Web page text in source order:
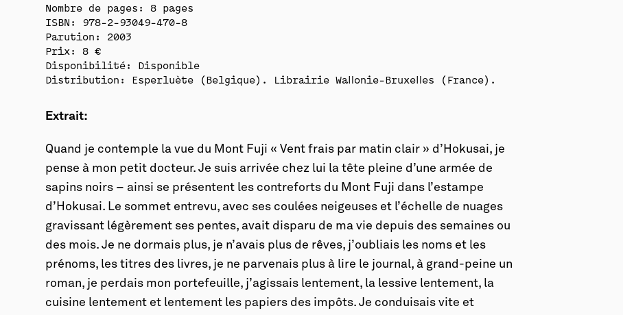
Nombre de pages: 8 pages
ISBN: 978-2-93049-470-8
Parution: 2003
Prix: 8 €
Disponibilité:
Disponible
Distribution: Esperluète (Belgique). Librairie Wallonie-Bruxelles (France).
Extrait:
Quand je contemple la vue du Mont Fuji « Vent frais par matin clair » d’Hokusai, je
pense à mon petit docteur. Je suis arrivée chez lui la tête pleine d’une armée de
sapins noirs – ainsi se présentent les contreforts du Mont Fuji dans l’estampe
d’Hokusai. Le sommet entrevu, avec ses coulées neigeuses et l’échelle de nuages
gravissant légèrement ses pentes, avait disparu de ma vie depuis des semaines ou
des mois. Je ne dormais plus, je n’avais plus de rêves, j’oubliais les noms et les
prénoms, les titres des livres, je ne parvenais plus à lire le journal, à grand-peine un
roman, je perdais mon portefeuille, j’agissais lentement, la lessive lentement, la
cuisine lentement et lentement les papiers des impôts. Je conduisais vite et